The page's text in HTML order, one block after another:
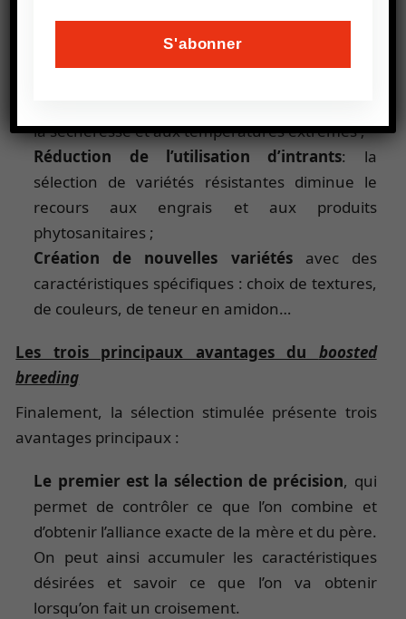
Adaptation au changement climatique
la sécheresse et aux températures extrêmes ;
Réduction de l’utilisation d’intrants: la
sélection de variétés résistantes diminue le
recours aux engrais et aux produits
phytosanitaires ;
Création de nouvelles variétésavec des
caractéristiques spécifiques : choix de textures,
de couleurs, de teneur en amidon…
Les trois principaux avantages du boosted
breeding
Finalement, la sélection stimulée présente trois
avantages principaux :
Le premier est la sélection de précision, qui
permet de contrôler ce que l’on combine et
d’obtenir l’alliance exacte de la mère et du père.
On peut ainsi accumuler les caractéristiques
désirées et savoir ce que l’on va obtenir
lorsqu’on fait un croisement.